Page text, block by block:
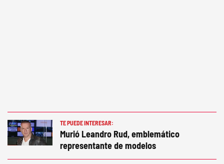
TE PUEDE INTERESAR:
Murió Leandro Rud, emblemático
representante de modelos